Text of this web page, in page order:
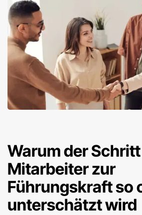
Warum der
Mitarbeiter zur
Führungskraft so
unterschätzt wird